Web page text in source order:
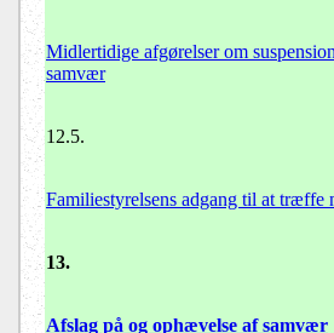
Midlertidige afgørelser om
samvær
12.5.
Familiestyrelsens adgang til at træffe
13.
Afslag på og ophævelse af samvær